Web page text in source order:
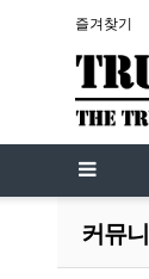
즐겨찾기
커뮤